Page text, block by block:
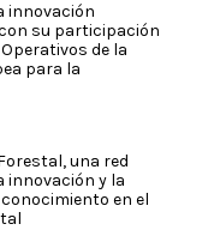
innovación
su participación
de la
para la
una red
innovación y la
en el